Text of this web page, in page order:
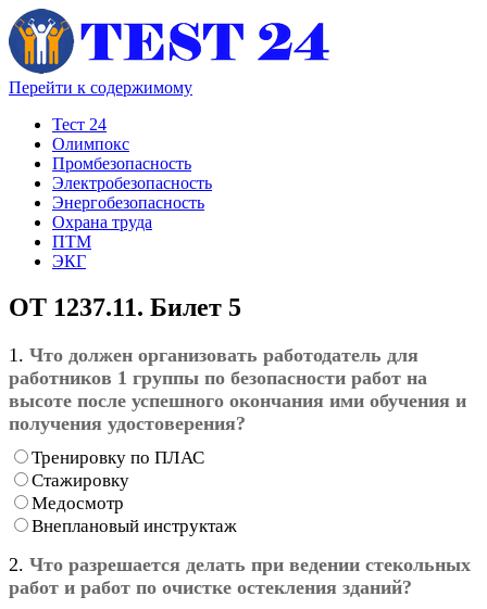
Перейти к содержимому
Тест 24
Олимпокс
Промбезопасность
Электробезопасность
Энергобезопасность
Охрана труда
ПТМ
ЭКГ
ОТ 1237.11. Билет 5
1. Что должен организовать работодатель для
работников 1 группы по безопасности работ на
высоте после успешного окончания ими обучения и
получения удостоверения?
Тренировку по ПЛАС
Стажировку
Медосмотр
Внеплановый инструктаж
2. Что разрешается делать при ведении стекольных
работ и работ по очистке остекления зданий?